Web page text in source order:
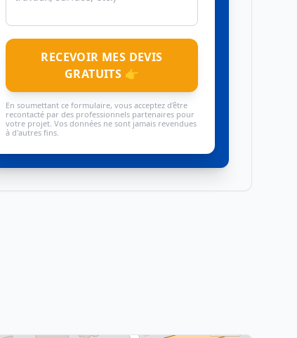
RECEVOIR MES DEVIS
GRATUITS 👉
En soumettant ce formulaire, vous acceptez d'être
recontacté par des professionnels partenaires pour
votre projet. Vos données ne sont jamais revendues
à d'autres fins.